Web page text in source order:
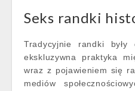
Seks randki
Tradycyjnie randki były
ekskluzywna praktyka
wraz z pojawieniem się
mediów